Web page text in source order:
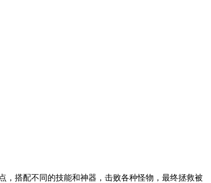
，搭配不同的技能和神器，击败各种怪物，最终拯救被